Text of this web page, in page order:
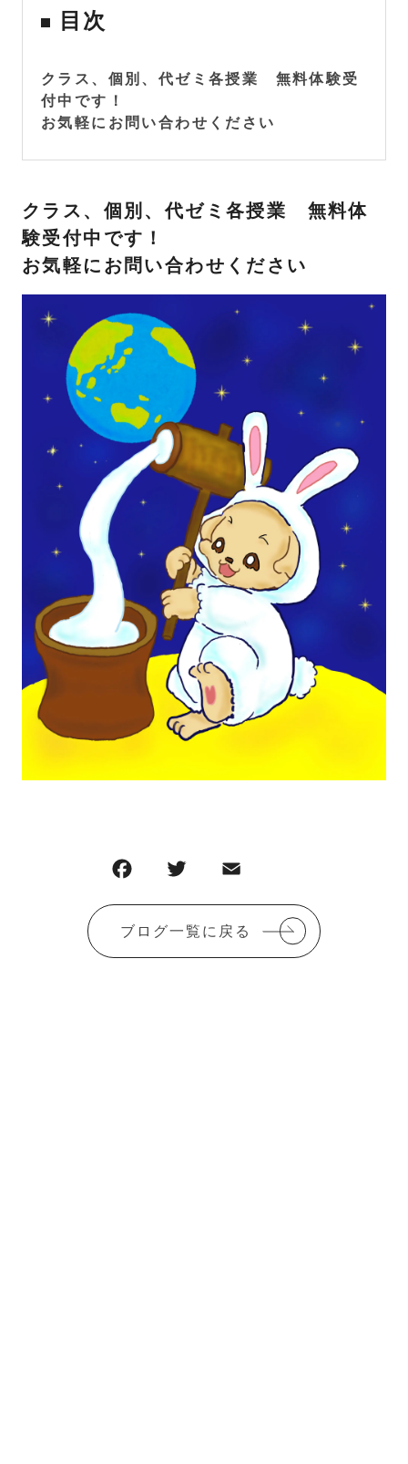
目次
クラス、個別、代ゼミ各授業 無料体験受
付中です！
お気軽にお問い合わせください
クラス、個別、代ゼミ各授業 無料体
験受付中です！
お気軽にお問い合わせください
ブログ一覧に戻る